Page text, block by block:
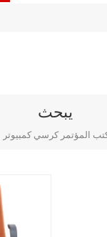
يبحث
المؤتمر كرسي كمبيوتر